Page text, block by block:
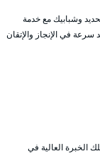
الحديد وشبابيك مع خدمة
في الإنجاز والإتقان
الخبرة العالية في